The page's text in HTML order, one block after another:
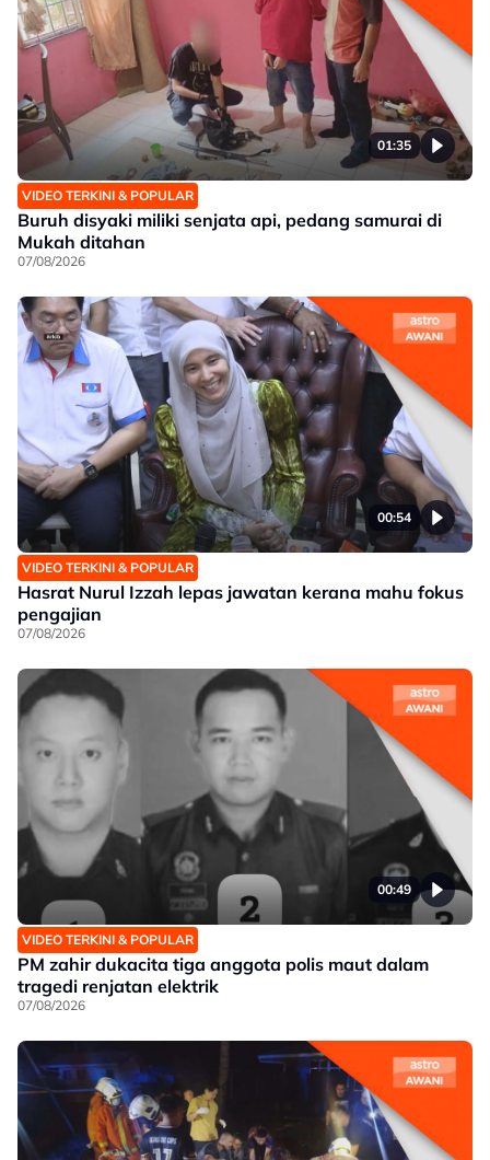
01:35
VIDEO TERKINI & POPULAR
Buruh disyaki miliki senjata api, pedang samurai di
Mukah ditahan
07/08/2026
00:54
VIDEO TERKINI & POPULAR
Hasrat Nurul Izzah lepas jawatan kerana mahu fokus
pengajian
07/08/2026
00:49
VIDEO TERKINI & POPULAR
PM zahir dukacita tiga anggota polis maut dalam
tragedi renjatan elektrik
07/08/2026